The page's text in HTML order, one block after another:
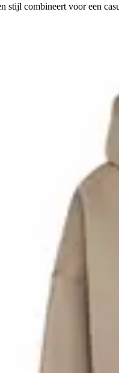
stijl combineert voor een